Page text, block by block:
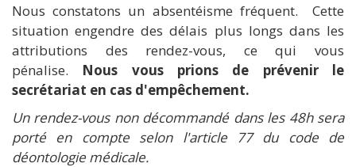
Nous constatons un absentéisme fréquent. Cette
situation engendre des délais plus longs dans les
attributions des rendez-vous, ce qui vous
pénalise. Nous vous prions de prévenir le
secrétariat en cas d'empêchement.
Un rendez-vous non décommandé dans les 48h sera
porté en compte selon l'article 77 du code de
déontologie médicale.